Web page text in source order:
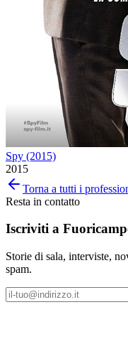
Spy (2015)
2015
Torna a tutti i
Resta in contatto
Iscriviti a
Storie di sala, interviste,
spam.